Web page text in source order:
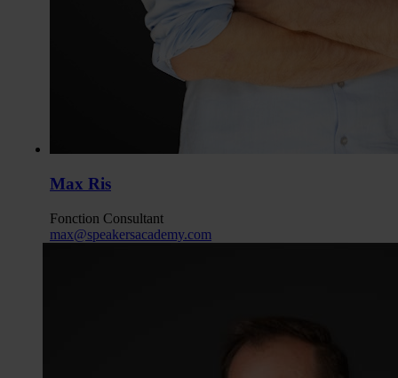
Max Ris
Fonction Consultant
max@speakersacademy.com